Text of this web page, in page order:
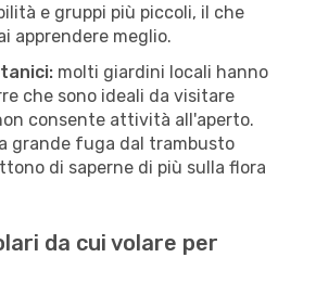
e gruppi più piccoli, il che
apprendere meglio.
molti giardini locali hanno
che sono ideali da visitare
consente attività all'aperto.
grande fuga dal trambusto
di saperne di più sulla flora
da cui volare per